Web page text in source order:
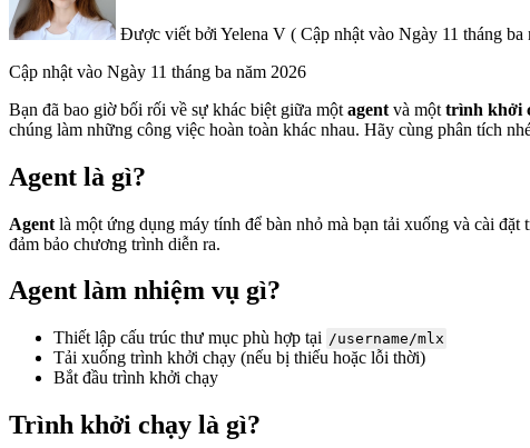
Được viết bởi Yelena V ( Cập nhật vào Ngày 11 tháng ba
Cập nhật vào Ngày 11 tháng ba năm 2026
Bạn đã bao giờ bối rối về sự khác biệt giữa một agent và một trình khởi
chúng làm những công việc hoàn toàn khác nhau. Hãy cùng phân tích
Agent là gì?
Agent là một ứng dụng máy tính để bàn nhỏ mà bạn tải xuống và cài
đảm bảo chương trình diễn ra.
Agent làm nhiệm vụ gì?
Thiết lập cấu trúc thư mục phù hợp tại /username/mlx
Tải xuống trình khởi chạy (nếu bị thiếu hoặc lỗi thời)
Bắt đầu trình khởi chạy
Trình khởi chạy là gì?